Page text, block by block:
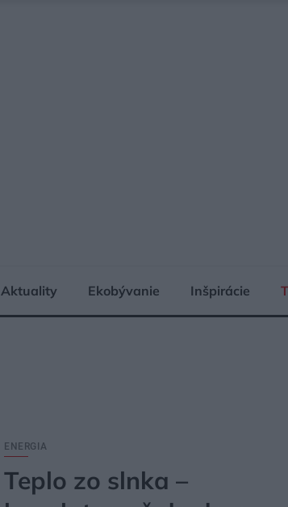
Aktuality Ekobývanie Inšpirácie
ENERGIA
Teplo zo slnka –